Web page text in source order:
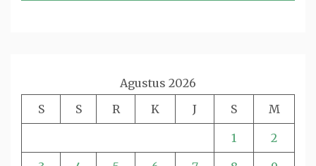
Agustus 2026
S
S R K J S M
1 2